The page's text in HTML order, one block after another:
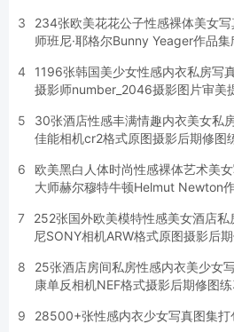
3
234张欧美花花公子性感裸体美女
师班尼·耶格尔Bunny Yeager作品集
4
1196张韩国美少女性感内衣私房写
摄影师number_2046摄影图片审美
5
30张酒店性感丰满情趣内衣美女私
佳能相机cr2格式原图摄影后期修图
6
欧美黑白人体时尚性感裸体艺术美
大师赫尔穆特牛顿Helmut Newton
7
252张国外欧美模特性感美女酒店
尼SONY相机ARW格式原图摄影后
8
25张酒店房间私房性感内衣美少女
康单反相机NEF格式摄影后期修图
9 28500+张性感内衣少女写真图集打